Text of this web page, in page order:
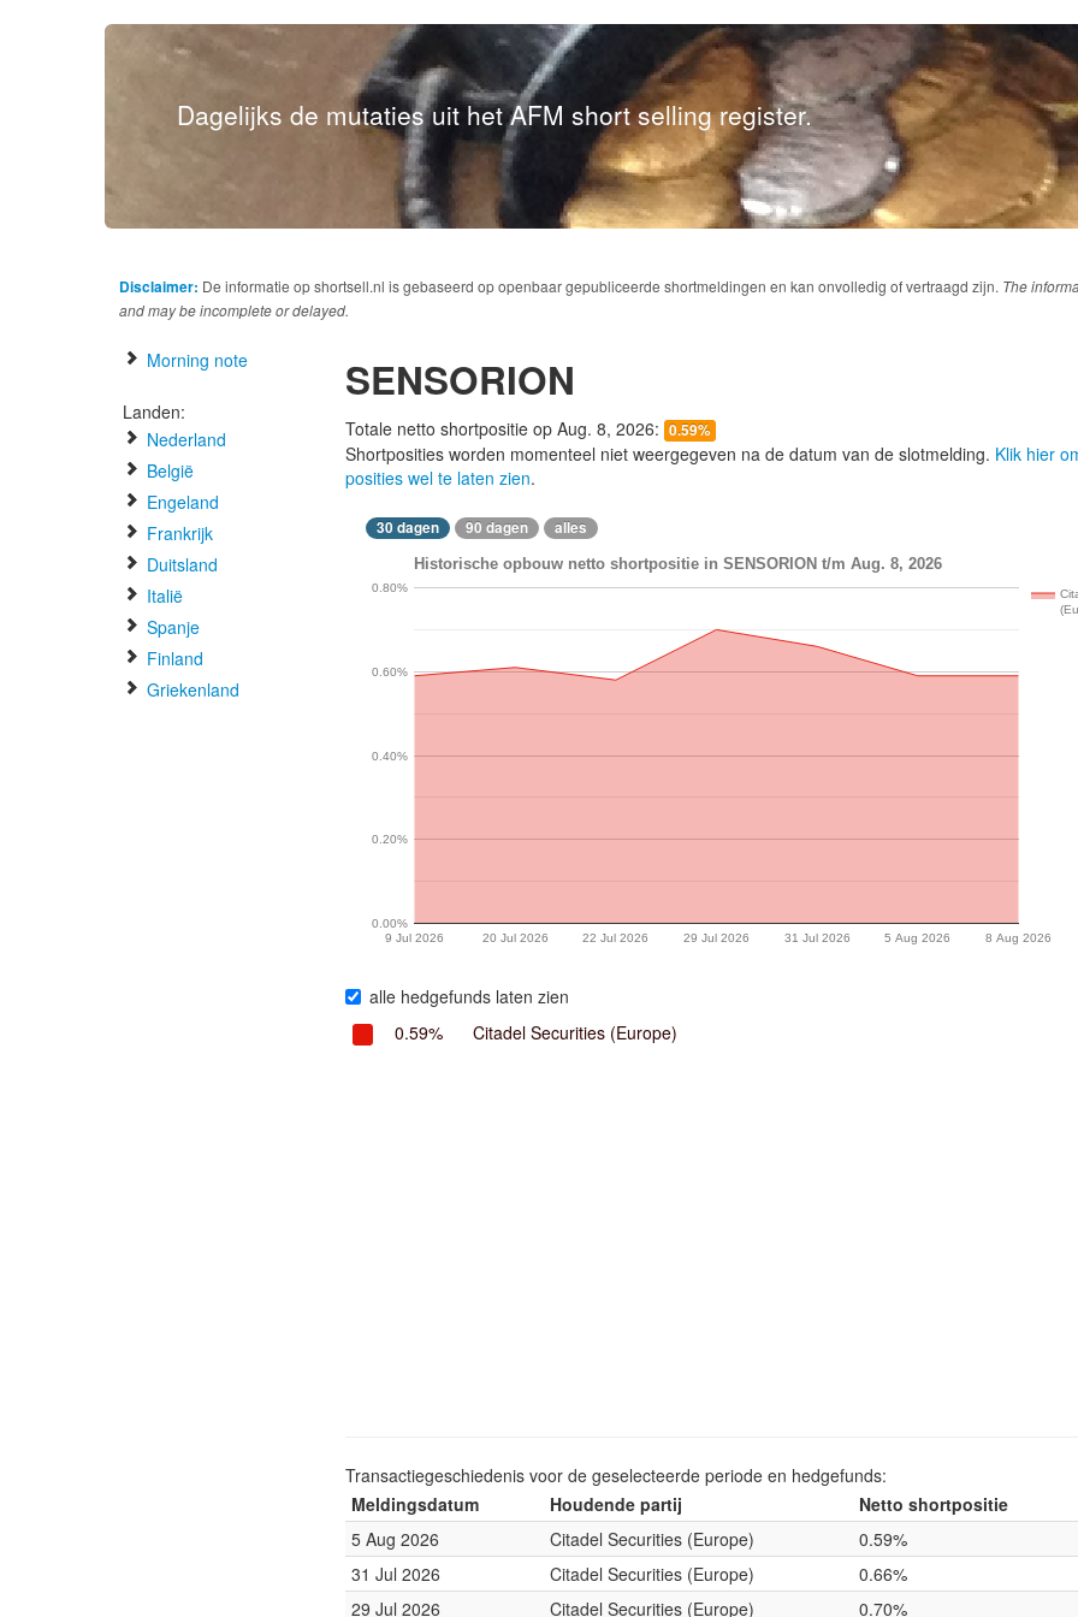
Dagelijks de mutaties uit het AFM short selling register.
Disclaimer: De informatie op shortsell.nl is gebaseerd op openbaar gepubliceerde shortmeldingen en kan onvolledig of vertraagd zijn. The
and may be incomplete or delayed.
Morning note
Landen:
Nederland
België
Engeland
Frankrijk
Duitsland
Italië
Spanje
Finland
Griekenland
SENSORION
Totale netto shortpositie op Aug. 8, 2026: 0.59%
Shortposities worden momenteel niet weergegeven na de datum van de slotmelding. Klik hier
posities wel te laten zien.
30 dagen 90 dagen alles
Historische opbouw netto shortpositie in SENSORION t/m Aug. 8, 2026
9 Jul 2026 20 Jul 2026 22 Jul 2026 29 Jul 2026 31 Jul 2026 5 Aug 2026 8 Aug 2026
0.00%
0.20%
0.40%
0.60%
0.80%
alle hedgefunds laten zien
0.59%
Citadel Securities (Europe)
Transactiegeschiedenis voor de geselecteerde periode en hedgefunds:
Meldingsdatum
Houdende partij
Netto shortpositie
5 Aug 2026
Citadel Securities (Europe)
0.59%
31 Jul 2026
Citadel Securities (Europe)
0.66%
29 Jul 2026
Citadel Securities (Europe) 0.70%